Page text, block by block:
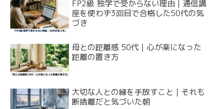
FP2級 独学で受からない理由｜通信講
座を使わず3回目で合格した50代の気
づき
母との距離感 50代｜心が楽になった
距離の置き方
大切な人との縁を手放すこと｜それも
断捨離だと気づいた朝